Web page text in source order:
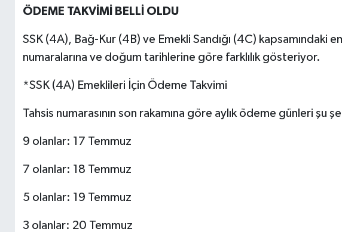
ÖDEME TAKVİMİ BELLİ OLDU
SSK (4A), Bağ-Kur (4B) ve Emekli Sandığı (4C) kapsamındaki
numaralarına ve doğum tarihlerine göre farklılık gösteriyor.
*SSK (4A) Emeklileri İçin Ödeme Takvimi
Tahsis numarasının son rakamına göre aylık ödeme günleri şu
9 olanlar: 17 Temmuz
7 olanlar: 18 Temmuz
5 olanlar: 19 Temmuz
3 olanlar: 20 Temmuz